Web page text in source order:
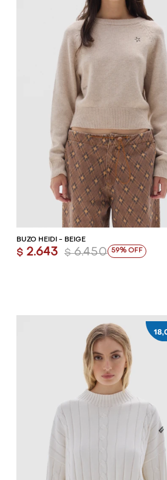
AGREGAR AL CARRITO
BUZO HEIDI - BEIGE
$ 2.643 $ 6.450 59